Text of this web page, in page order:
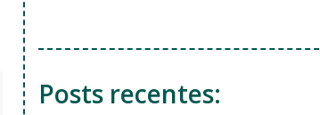
Posts recentes: